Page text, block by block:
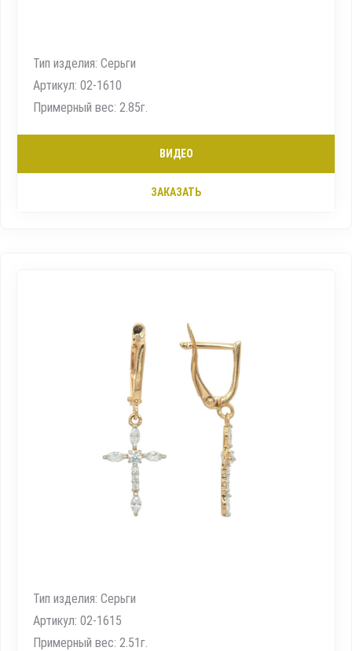
Тип изделия: Серьги
Артикул: 02-1610
Примерный вес: 2.85г.
ВИДЕО
ЗАКАЗАТЬ
Тип изделия: Серьги
Артикул: 02-1615
Примерный вес: 2.51г.